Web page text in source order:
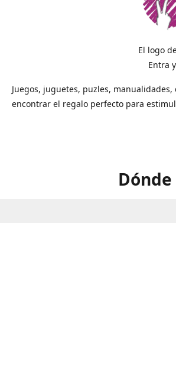
El logo
Entra
Juegos, juguetes, puzles,
encontrar el regalo perfecto para